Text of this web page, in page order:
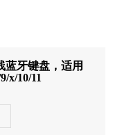
蓝牙键盘，适用
x/10/11